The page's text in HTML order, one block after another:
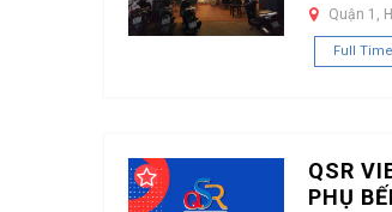
Quận 1,
Full Time
QSR
PHỤ